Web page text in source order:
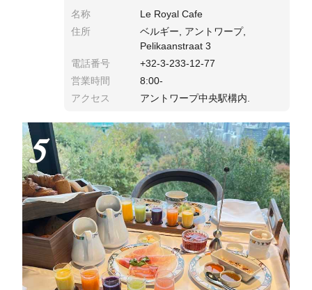
名称
Le Royal Cafe
住所
ベルギー, アントワープ,
Pelikaanstraat 3
電話番号
+32-3-233-12-77
営業時間
8:00-
アクセス
アントワープ中央駅構内.
5